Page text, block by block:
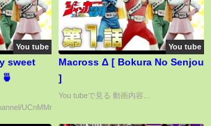
You tube
sweet
UCnMMr0qdMeMUuXq7imiT...
You tube
Macross Δ [ Bokura No Senjou
]
You tubeで見る 動画内容...